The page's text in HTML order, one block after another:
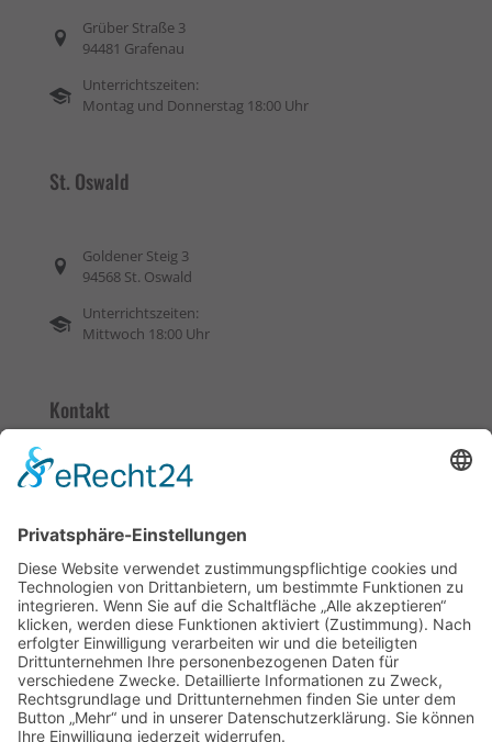
Grüber Straße 3
94481 Grafenau
Unterrichtszeiten:
Montag und Donnerstag 18:00 Uhr
St. Oswald
Goldener Steig 3
94568 St. Oswald
Unterrichtszeiten:
Mittwoch 18:00 Uhr
Kontakt
08552 / 1676
kontakt@fs-weiss.de